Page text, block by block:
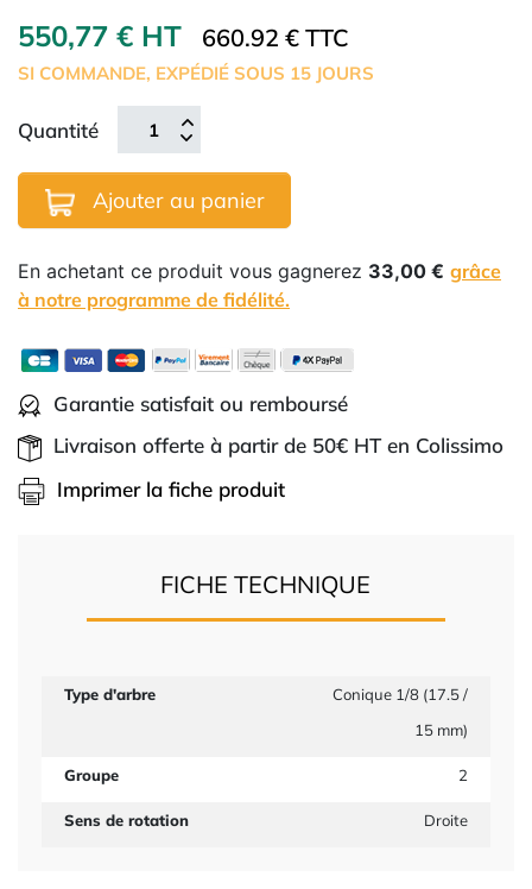
550,77 € HT 660.92 € TTC
SI COMMANDE, EXPÉDIÉ SOUS 15 JOURS
Quantité
Ajouter au panier
En achetant ce produit vous gagnerez 33,00 € grâce
à notre programme de fidélité.
Garantie satisfait ou remboursé
Livraison offerte à partir de 50€ HT en Colissimo
Imprimer la fiche produit
FICHE TECHNIQUE
Type d'arbre
Conique 1/8 (17.5 /
15 mm)
Groupe 2
Sens de rotation Droite